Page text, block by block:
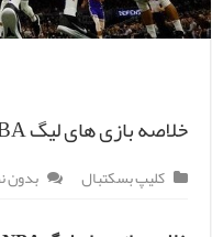
خلاصه بازی های لیگ NBA در ۲۳ بهمن ۹۷
کلیپ بسکتبال بدون